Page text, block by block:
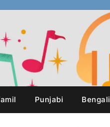
Punjabi Bengali